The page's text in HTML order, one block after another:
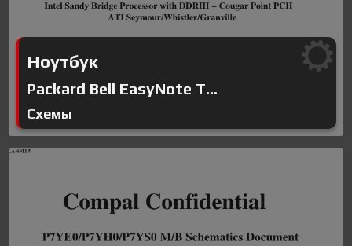
Ноутбук
Packard Bell EasyNote T...
Схемы